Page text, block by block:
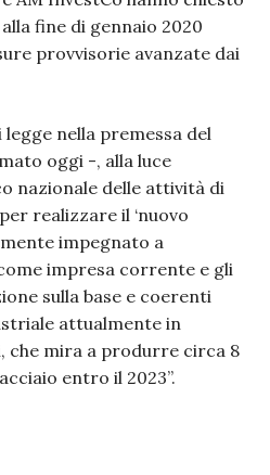
fine di gennaio 2020
provvisorie avanzate dai
nella premessa del
oggi -, alla luce
nazionale delle attività di
realizzare il ‘nuovo
impegnato a
impresa corrente e gli
sulla base e coerenti
attualmente in
che mira a produrre circa 8
entro il 2023”.